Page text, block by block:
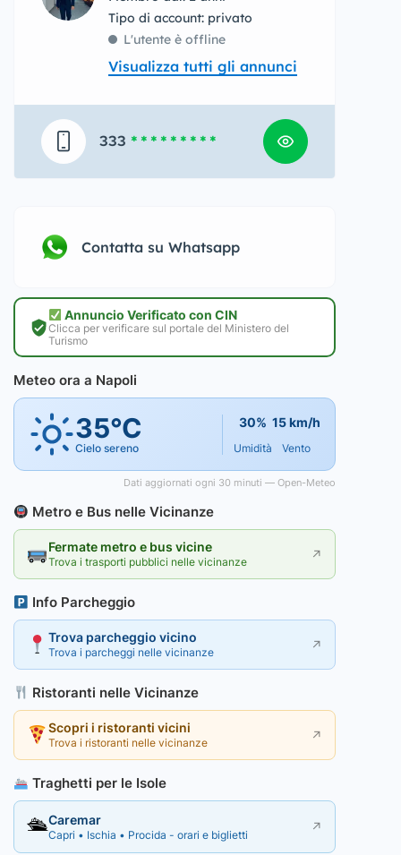
tipo di account: privato
L'utente è offline
Visualizza tutti gli annunci
333 * * * * * * * * *
Contatta su Whatsapp
Annuncio Verificato con CIN
Clicca per verificare sul portale del Ministero del
Turismo
Meteo ora a Napoli
35°C
Cielo sereno
30%
Umidità
15 km/h
Vento
Dati aggiornati ogni 30 minuti — Open-Meteo
Metro e Bus nelle Vicinanze
Fermate metro e bus vicine
Trova i trasporti pubblici nelle vicinanze ↗
Info Parcheggio
Trova parcheggio vicino
Trova i parcheggi nelle vicinanze ↗
Ristoranti nelle Vicinanze
Scopri i ristoranti vicini
Trova i ristoranti nelle vicinanze ↗
Traghetti per le Isole
🛳Caremar
Capri • Ischia • Procida - orari e biglietti ↗